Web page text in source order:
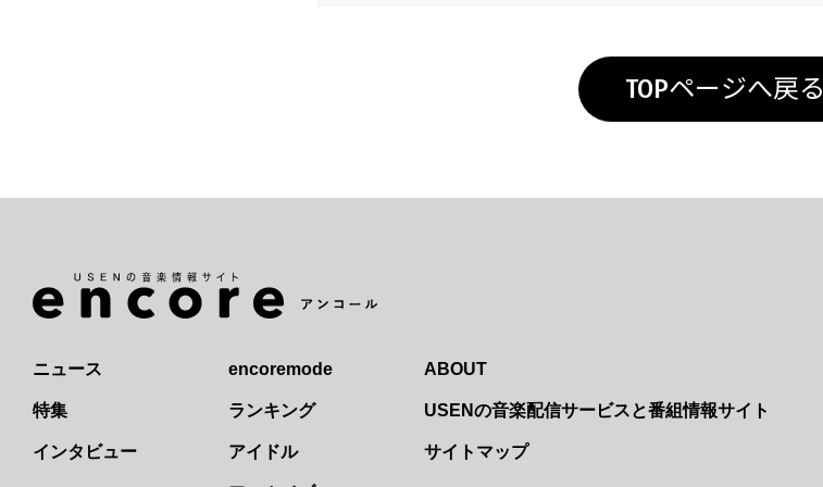
TOPページへ戻る
ニュース
特集
インタビュー
encoremode
ランキング
アイドル
ABOUT
USENの音楽配信サービスと番組情報サイト
サイトマップ